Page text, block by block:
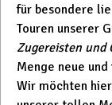
für besondere
Touren unserer
Zugereisten und
Menge neue
Wir möchten